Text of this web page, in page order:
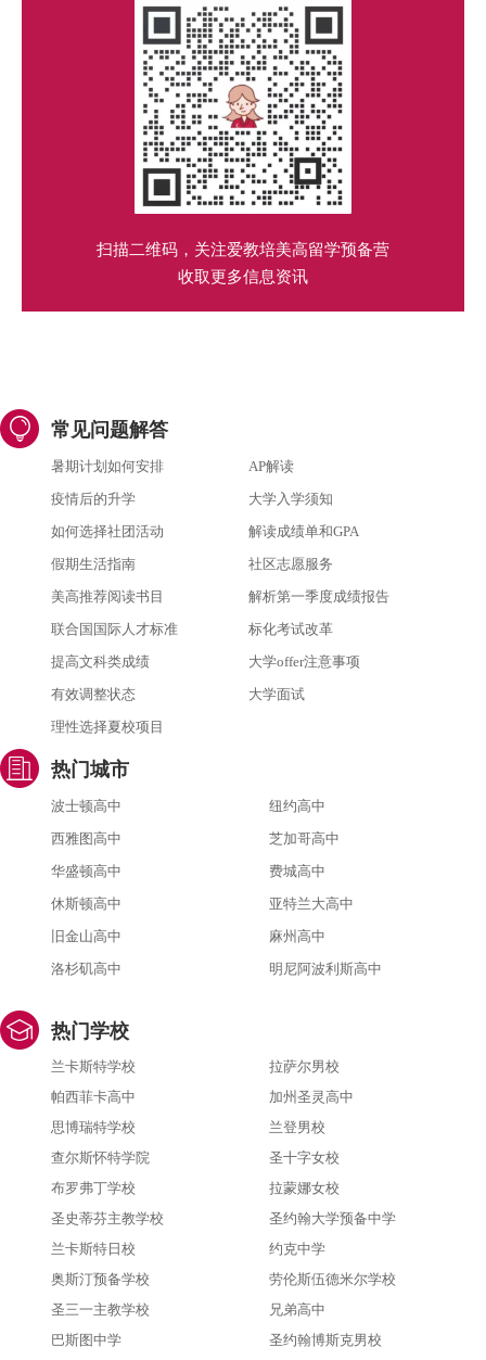
扫描二维码，关注爱教培美高留学预备营
收取更多信息资讯
常见问题解答
暑期计划如何安排
AP解读
疫情后的升学
大学入学须知
如何选择社团活动
解读成绩单和GPA
假期生活指南
社区志愿服务
美高推荐阅读书目
解析第一季度成绩报告
联合国国际人才标准
标化考试改革
提高文科类成绩
大学offer注意事项
有效调整状态
大学面试
理性选择夏校项目
热门城市
波士顿高中
纽约高中
西雅图高中
芝加哥高中
华盛顿高中
费城高中
休斯顿高中
亚特兰大高中
旧金山高中
麻州高中
洛杉矶高中
明尼阿波利斯高中
热门学校
兰卡斯特学校
拉萨尔男校
帕西菲卡高中
加州圣灵高中
思博瑞特学校
兰登男校
查尔斯怀特学院
圣十字女校
布罗弗丁学校
拉蒙娜女校
圣史蒂芬主教学校
圣约翰大学预备中学
兰卡斯特日校
约克中学
奥斯汀预备学校
劳伦斯伍德米尔学校
圣三一主教学校
兄弟高中
巴斯图中学
圣约翰博斯克男校